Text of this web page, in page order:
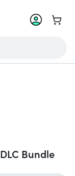
Gå til
Bundle